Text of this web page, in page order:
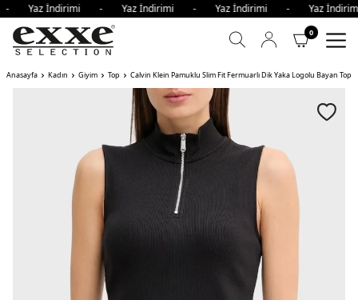
Yaz İndirimi - Yaz İndirimi - Yaz İndirimi - Yaz
0
Anasayfa Kadın Giyim Top Calvin Klein Pamuklu Slim Fit Fermuarlı Dik Yaka Logolu Bayan Top